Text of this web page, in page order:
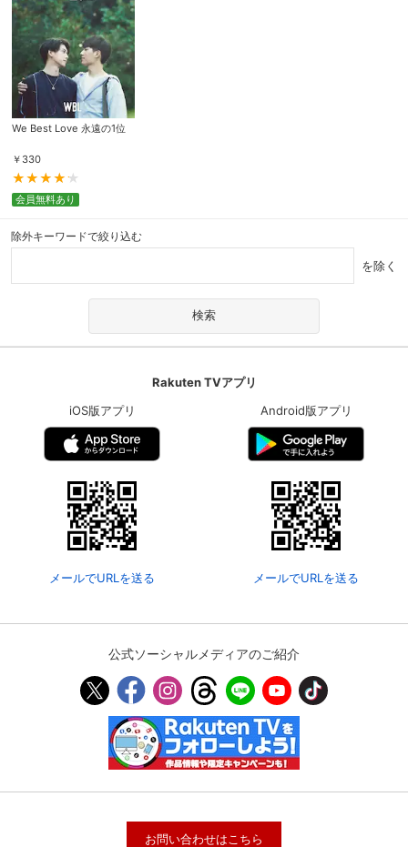
We Best Love 永遠の1位
￥ 330
会員無料あり
除外キーワードで絞り込む
を除く
Rakuten TVアプリ
iOS版アプリ
メールでURLを送る
Android版アプリ
メールでURLを送る
公式ソーシャルメディアのご紹介
お問い合わせはこちら